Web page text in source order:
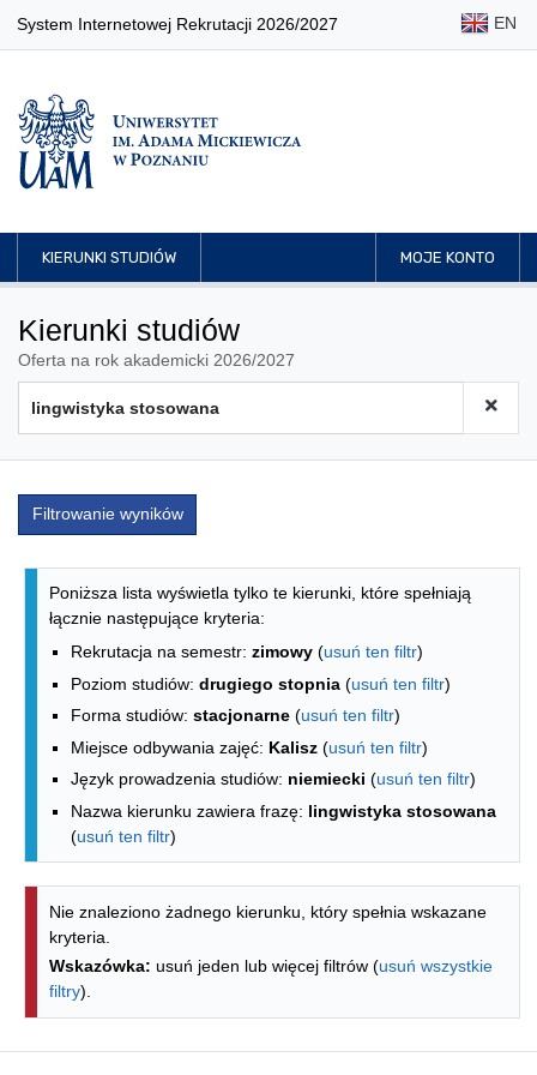
System Internetowej Rekrutacji 2026/2027 EN
KIERUNKI STUDIÓW MOJE KONTO
Kierunki studiów
Oferta na rok akademicki 2026/2027
Filtrowanie wyników
Lista kierunków - indeks alfabetyczny
Poniższa lista wyświetla tylko te kierunki, które spełniają
łącznie następujące kryteria:
Rekrutacja na semestr: zimowy (usuń ten filtr)
Poziom studiów: drugiego stopnia (usuń ten filtr)
Forma studiów: stacjonarne (usuń ten filtr)
Miejsce odbywania zajęć: Kalisz (usuń ten filtr)
Język prowadzenia studiów: niemiecki (usuń ten filtr)
Nazwa kierunku zawiera frazę: lingwistyka stosowana
(usuń ten filtr)
Nie znaleziono żadnego kierunku, który spełnia wskazane
kryteria.
Wskazówka: usuń jeden lub więcej filtrów (usuń wszystkie
filtry).